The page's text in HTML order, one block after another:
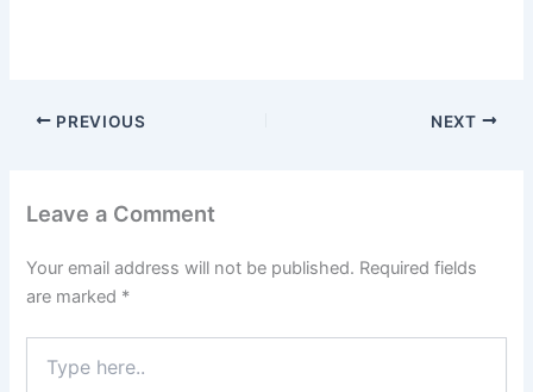
PREVIOUS NEXT
Leave a Comment
Your email address will not be published. Required fields
are marked *
here..